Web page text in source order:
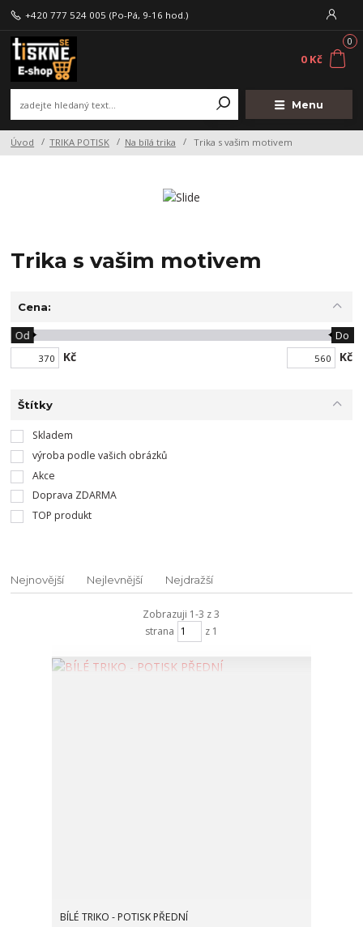
Menu
+420 777 524 005 (Po-Pá, 9-16 hod.)
0
0 Kč
Úvod TRIKA POTISK Na bílá trika Trika s vašim motivem
Trika s vašim motivem
Cena:
Kč
Od Do
Kč
Štítky
Skladem
výroba podle vašich obrázků
Akce
Doprava ZDARMA
TOP produkt
Nejnovější Nejlevnější Nejdražší
Zobrazuji 1-3 z 3
strana
z 1
BÍLÉ TRIKO - POTISK PŘEDNÍ